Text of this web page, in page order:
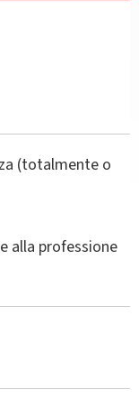
(totalmente o
alla professione